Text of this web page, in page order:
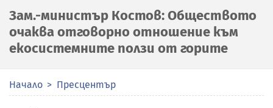
Зам.-министър Костов: Обществото
очаква отговорно отношение към
екосистемните ползи от горите
Начало Пресцентър